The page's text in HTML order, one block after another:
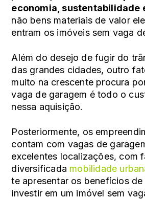
economia, sustentabilidade
não bens materiais de valor
entram os imóveis sem vaga
Além do desejo de fugir do
das grandes cidades, outro
muito na crescente procura
vaga de garagem é todo o
nessa aquisição.
Posteriormente, os
contam com vagas de
excelentes localizações, com
diversificada mobilidade
te apresentar os benefícios de
investir em um imóvel sem